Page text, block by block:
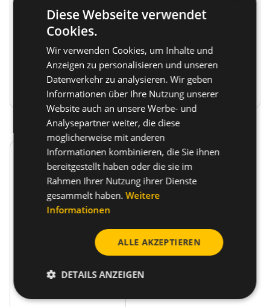
Clip für Gasnagler.
Schnelle Befestigung
für...
Zum Produkt
Schelle ABM
Zubehör für Schelle
Zum Produkt
Metalladapter
Insermax IMX für
Zubehör für Schelle
Abranyl ABM
Diese Webseite verwendet
Cookies.
Wir verwenden Cookies, um Inhalte und
Anzeigen zu personalisieren und unseren
Datenverkehr zu analysieren. Wir geben
Informationen über Ihre Nutzung unserer
Website auch an unsere Werbe- und
Analysepartner weiter, die diese
möglicherweise mit anderen
Informationen kombinieren, die Sie ihnen
bereitgestellt haben oder die sie im
Rahmen Ihrer Nutzung ihrer Dienste
gesammelt haben.Weitere
Informationen
ALLE AKZEPTIEREN
DETAILS ANZEIGEN